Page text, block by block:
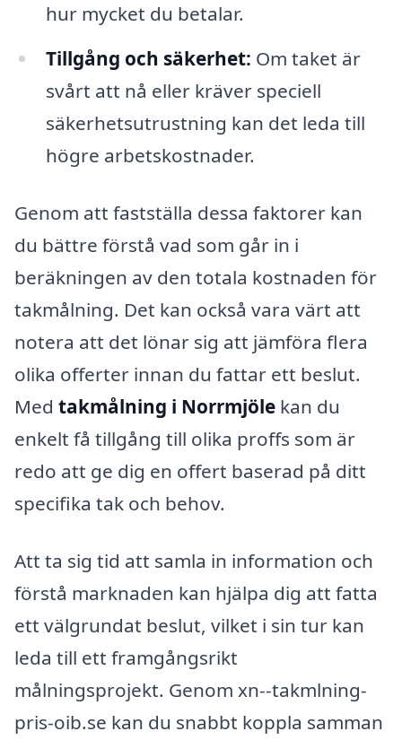
hur mycket du betalar.
Tillgång och säkerhet: Om taket är
svårt att nå eller kräver speciell
säkerhetsutrustning kan det leda till
högre arbetskostnader.
Genom att fastställa dessa faktorer kan
du bättre förstå vad som går in i
beräkningen av den totala kostnaden för
takmålning. Det kan också vara värt att
notera att det lönar sig att jämföra flera
olika offerter innan du fattar ett beslut.
Med takmålning i Norrmjöle kan du
enkelt få tillgång till olika proffs som är
redo att ge dig en offert baserad på ditt
specifika tak och behov.
Att ta sig tid att samla in information och
förstå marknaden kan hjälpa dig att fatta
ett välgrundat beslut, vilket i sin tur kan
leda till ett framgångsrikt
målningsprojekt. Genom xn--takmlning-
pris-oib.se kan du snabbt koppla samman